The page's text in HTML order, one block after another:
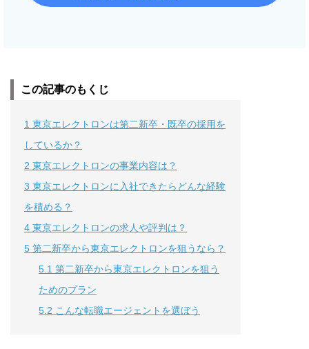
この記事のもくじ
1 東京エレクトロンは第二新卒・既卒の採用を
しているか？
2 東京エレクトロンの事業内容は？
3 東京エレクトロンに入社できたらどんな経験
を積める？
4 東京エレクトロンの求人や評判は？
5 第二新卒から東京エレクトロンを狙うなら？
5.1 第二新卒から東京エレクトロンを狙う
ためのプラン
5.2 こんな転職エージェントを選ぼう